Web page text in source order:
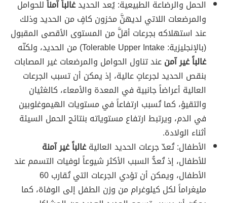
الحمل والرضاعة الطبيعية: يُعد الحديدغالباً آمناًللحوامل
والمرضعات اللاتي لديهنَّ مخزون كافٍ من الحديد وذلك
عند استهلاكه بجرعات أقلَّ من المستوى الأقصى المقبول
(بالإنجليزية: Tolerable Upper Intake) من الحديد، ولكنّه
غالباً غير آمنعند تناول الحوامل والمرضعات غير المصابات
بنقص الحديد لجرعاتٍ عالية، إذ يمكن أن تسبب الجرعات
العالية أعراضاً جانبية في المعدة والأمعاء، كالغثيان
والتقيؤ، كما تُسبب ارتفاعاً في مستويات الهيموغلوبين
في الدم، ويرتبط ارتفاع مستوياته بنتائج الحمل السيئة
أثناء الولادة.
الأطفال: تُعدّ جرعات الحديد العاليةغالباً غير آمنة
للأطفال، إذ تُعدُّ السبب الأكثر شيوعاً لوفيات التسمم عند
الأطفال، ويمكن أن تؤدي الجرعات التي تُقارب 60
مليغراماً لكل كيلوغرام من وزن الطفل إلى الوفاة، كما